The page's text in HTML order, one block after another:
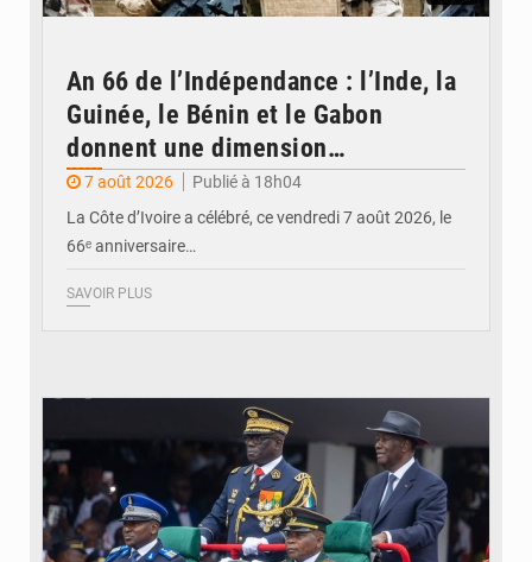
An 66 de l’Indépendance : l’Inde, la
Guinée, le Bénin et le Gabon
donnent une dimension
internationale au défilé de
Yopougon
7 août 2026
Publié à 18h04
La Côte d’Ivoire a célébré, ce vendredi 7 août 2026, le
66ᵉ anniversaire…
SAVOIR PLUS